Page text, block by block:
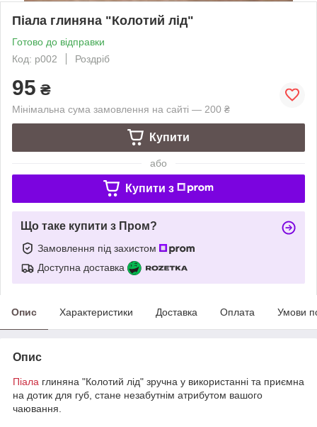
Піала глиняна "Колотий лід"
Готово до відправки
Код: p002
Роздріб
95 ₴
Мінімальна сума замовлення на сайті — 200 ₴
Купити
або
Купити з
Що таке купити з Пром?
Замовлення під захистом
Доступна доставка
Опис Характеристики Доставка Оплата Умови
Опис
Піала глиняна "Колотий лід" зручна у використанні та приємна
на дотик для губ, стане незабутнім атрибутом вашого
чаювання.